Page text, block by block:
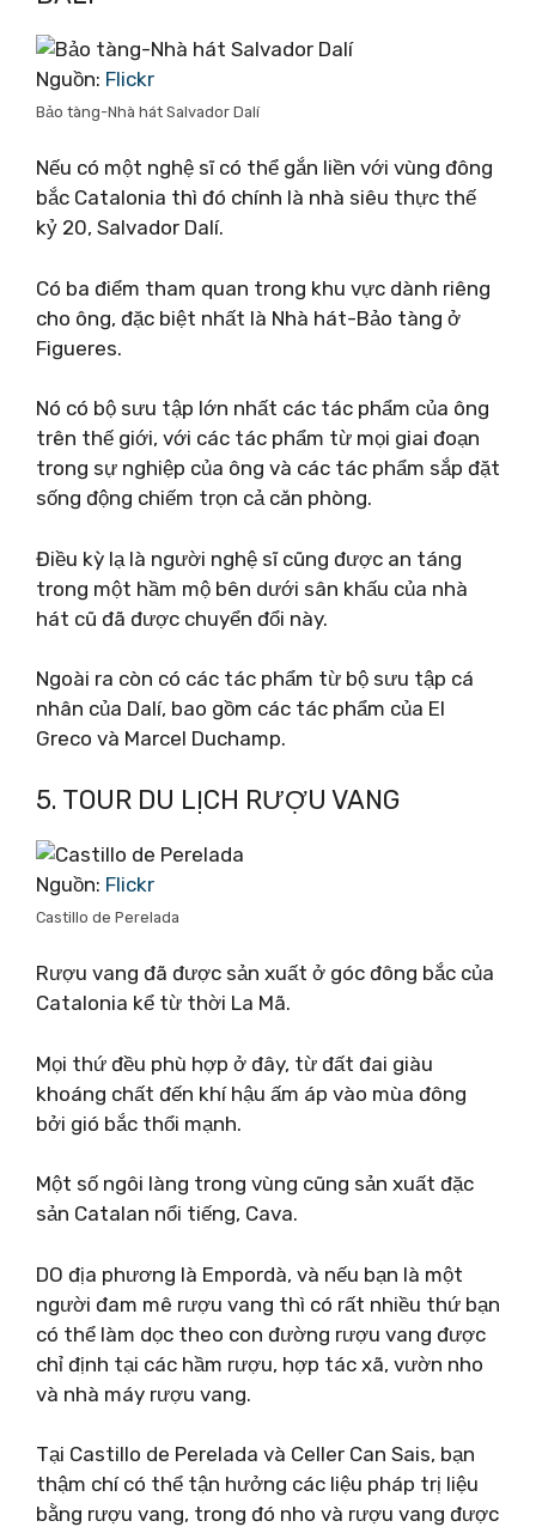
Nguồn: Flickr
Bảo tàng-Nhà hát Salvador Dalí
Nếu có một nghệ sĩ có thể gắn liền với vùng đông
bắc Catalonia thì đó chính là nhà siêu thực thế
kỷ 20, Salvador Dalí.
Có ba điểm tham quan trong khu vực dành riêng
cho ông, đặc biệt nhất là Nhà hát-Bảo tàng ở
Figueres.
Nó có bộ sưu tập lớn nhất các tác phẩm của ông
trên thế giới, với các tác phẩm từ mọi giai đoạn
trong sự nghiệp của ông và các tác phẩm sắp đặt
sống động chiếm trọn cả căn phòng.
Điều kỳ lạ là người nghệ sĩ cũng được an táng
trong một hầm mộ bên dưới sân khấu của nhà
hát cũ đã được chuyển đổi này.
Ngoài ra còn có các tác phẩm từ bộ sưu tập cá
nhân của Dalí, bao gồm các tác phẩm của El
Greco và Marcel Duchamp.
5. TOUR DU LỊCH RƯỢU VANG
Nguồn: Flickr
Castillo de Perelada
Rượu vang đã được sản xuất ở góc đông bắc của
Catalonia kể từ thời La Mã.
Mọi thứ đều phù hợp ở đây, từ đất đai giàu
khoáng chất đến khí hậu ấm áp vào mùa đông
bởi gió bắc thổi mạnh.
Một số ngôi làng trong vùng cũng sản xuất đặc
sản Catalan nổi tiếng, Cava.
DO địa phương là Empordà, và nếu bạn là một
người đam mê rượu vang thì có rất nhiều thứ bạn
có thể làm dọc theo con đường rượu vang được
chỉ định tại các hầm rượu, hợp tác xã, vườn nho
và nhà máy rượu vang.
Tại Castillo de Perelada và Celler Can Sais, bạn
thậm chí có thể tận hưởng các liệu pháp trị liệu
bằng rượu vang, trong đó nho và rượu vang được